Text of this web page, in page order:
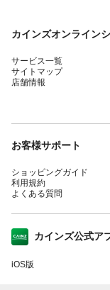
カインズオンライン
サービス一覧
サイトマップ
店舗情報
お客様サポート
ショッピングガイド
利用規約
よくある質問
カインズ公式ア
iOS版